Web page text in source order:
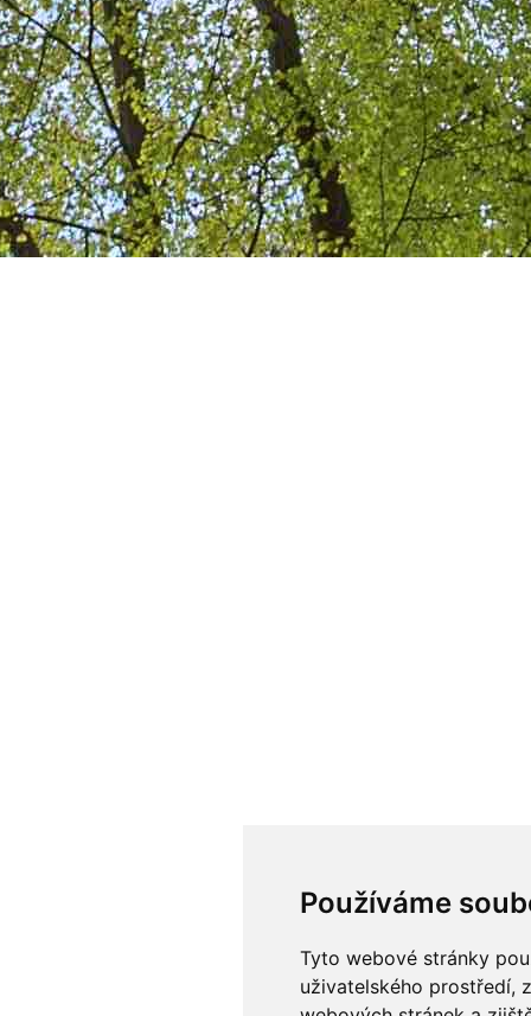
Používáme
Tyto webové stránky
uživatelského prostředí,